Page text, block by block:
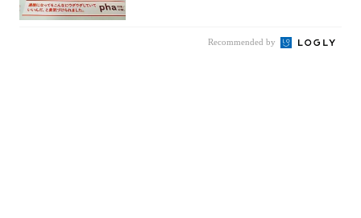
Recommended by